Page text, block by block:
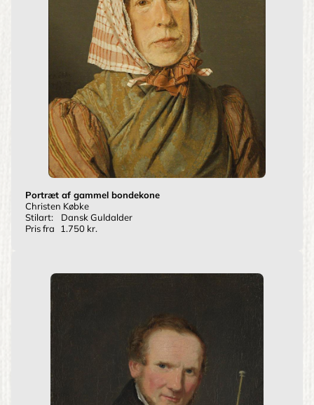
Portræt af gammel bondekone
Christen Købke
Stilart:
Dansk Guldalder
Pris fra
1.750 kr.